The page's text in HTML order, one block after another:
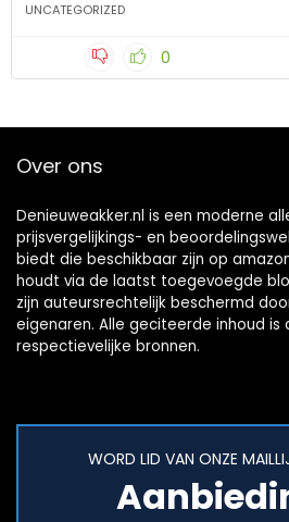
UNCATEGORIZED
0
Over ons
Denieuweakker.nl is een moderne
prijsvergelijkings- en
biedt die beschikbaar zijn op
houdt via de laatst toegevoegde
zijn auteursrechtelijk beschermd
eigenaren. Alle geciteerde inhoud is
respectievelijke bronnen.
WORD LID VAN ONZE